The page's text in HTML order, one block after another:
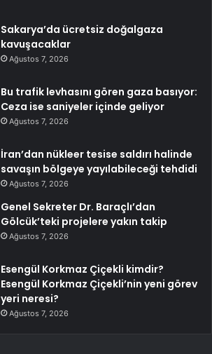
Sakarya’da ücretsiz doğalgaza
kavuşacaklar
Ağustos 7, 2026
Bu trafik levhasını gören gaza basıyor:
Ceza ise saniyeler içinde geliyor
Ağustos 7, 2026
İran’dan nükleer tesise saldırı halinde
savaşın bölgeye yayılabileceği tehdidi
Ağustos 7, 2026
Genel Sekreter Dr. Baraçlı’dan
Gölcük’teki projelere yakın takip
Ağustos 7, 2026
Esengül Korkmaz Çiçekli kimdir?
Esengül Korkmaz Çiçekli’nin yeni görev
yeri neresi?
Ağustos 7, 2026